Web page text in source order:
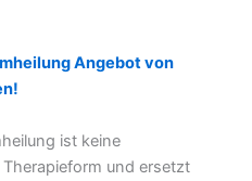
Angebot von
ist keine
und ersetzt